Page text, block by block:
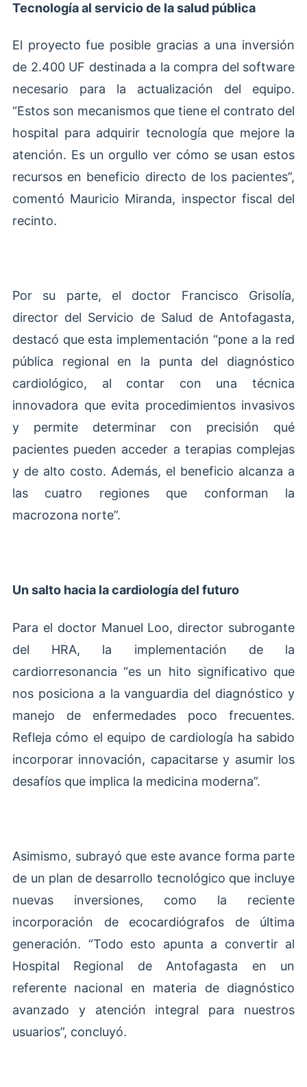
Tecnología al servicio de la salud pública
El proyecto fue posible gracias a una inversión
de 2.400 UF destinada a la compra del software
necesario para la actualización del equipo.
“Estos son mecanismos que tiene el contrato del
hospital para adquirir tecnología que mejore la
atención. Es un orgullo ver cómo se usan estos
recursos en beneficio directo de los pacientes”,
comentó Mauricio Miranda, inspector fiscal del
recinto.
Por su parte, el doctor Francisco Grisolía,
director del Servicio de Salud de Antofagasta,
destacó que esta implementación “pone a la red
pública regional en la punta del diagnóstico
cardiológico, al contar con una técnica
innovadora que evita procedimientos invasivos
y permite determinar con precisión qué
pacientes pueden acceder a terapias complejas
y de alto costo. Además, el beneficio alcanza a
las cuatro regiones que conforman la
macrozona norte”.
Un salto hacia la cardiología del futuro
Para el doctor Manuel Loo, director subrogante
del HRA, la implementación de la
cardiorresonancia “es un hito significativo que
nos posiciona a la vanguardia del diagnóstico y
manejo de enfermedades poco frecuentes.
Refleja cómo el equipo de cardiología ha sabido
incorporar innovación, capacitarse y asumir los
desafíos que implica la medicina moderna”.
Asimismo, subrayó que este avance forma parte
de un plan de desarrollo tecnológico que incluye
nuevas inversiones, como la reciente
incorporación de ecocardiógrafos de última
generación. “Todo esto apunta a convertir al
Hospital Regional de Antofagasta en un
referente nacional en materia de diagnóstico
avanzado y atención integral para nuestros
usuarios”, concluyó.